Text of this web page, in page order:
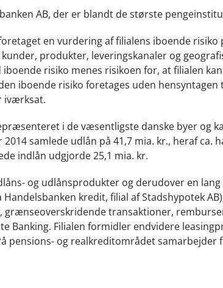
AB, der er blandt de største
en vurdering af filialens iboende risiko
produkter, leveringskanaler og
risiko menes risikoen for, at filialen
iboende risiko foretages uden hensyntagen
iværksat.
i de væsentligste danske byer og
samlede udlån på 41,7 mia. kr., heraf ca.
indlån udgjorde 25,1 mia. kr.
og udlånsprodukter og derudover en
kredit, filial af Stadshypotek
transaktioner,
Banking. Filialen formidler endvidere
pensions- og realkreditområdet samarbejder